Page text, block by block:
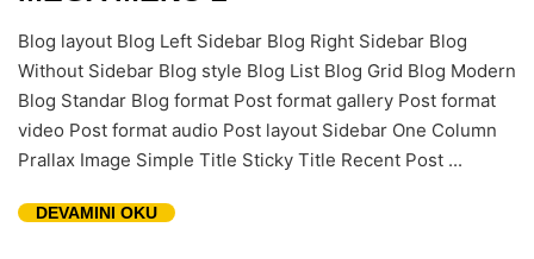
Blog layout Blog Left Sidebar Blog Right Sidebar Blog
Without Sidebar Blog style Blog List Blog Grid Blog Modern
Blog Standar Blog format Post format gallery Post format
video Post format audio Post layout Sidebar One Column
Prallax Image Simple Title Sticky Title Recent Post ...
DEVAMINI OKU